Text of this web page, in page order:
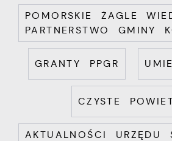
POMORSKIE ŻAGLE
PARTNERSTWO GMINY
GRANTY PPGR
CZYSTE
AKTUALNOŚCI URZĘDU